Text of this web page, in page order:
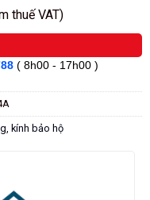
thuế VAT)
( 8h00 - 17h00 )
kính bảo hộ